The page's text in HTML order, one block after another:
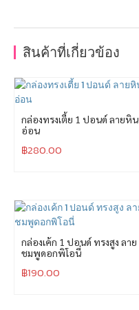
สินค้าที่เกี่ยวข้อง
กล่องทรงเตี้ย 1 ปอนด์ ลายหิน
อ่อน
฿280.00
กล่องเค้ก 1 ปอนด์ ทรงสูง ลาย
ชมพูดอกพิโอนี่
฿190.00